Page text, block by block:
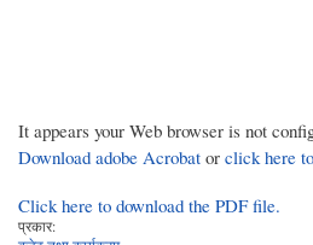
It appears your Web browser is not
Download adobe Acrobat or click here
Click here to download the PDF file.
प्रकार: